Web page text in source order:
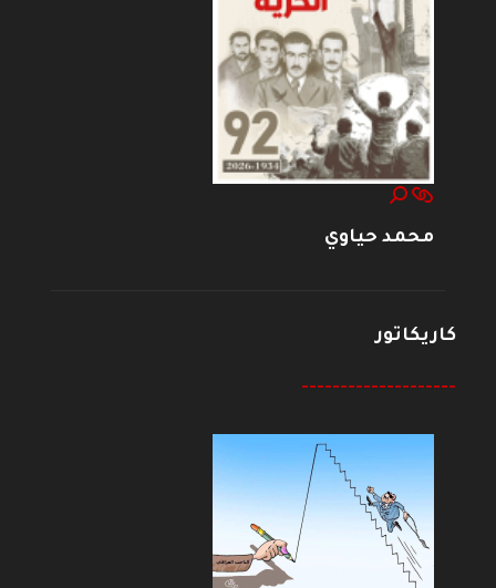
محمد حياوي
كاريكاتور
--------------------